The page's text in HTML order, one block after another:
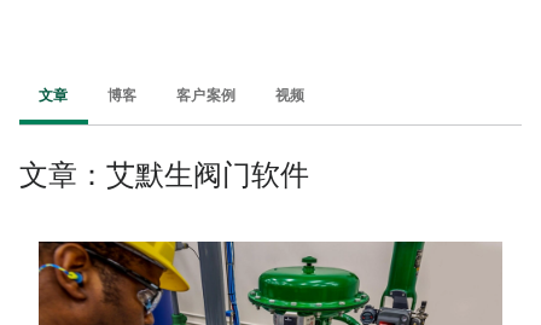
文章 博客 客户案例 视频
文章：艾默生阀门软件